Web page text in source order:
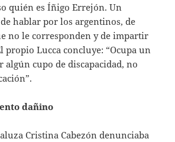
quién es Íñigo Errejón. Un
hablar por los argentinos, de
no le corresponden y de impartir
propio Lucca concluye: “Ocupa un
algún cupo de discapacidad, no
dañino
Cristina Cabezón denunciaba